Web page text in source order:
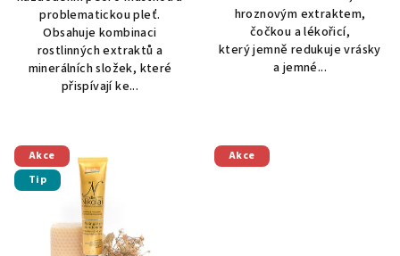
problematickou pleť.
Obsahuje kombinaci
rostlinných extraktů a
minerálních složek, které
přispívají ke...
hroznovým extraktem,
čočkou a lékořicí,
který jemně redukuje vrásky
a jemné...
Akce
Tip
Akce